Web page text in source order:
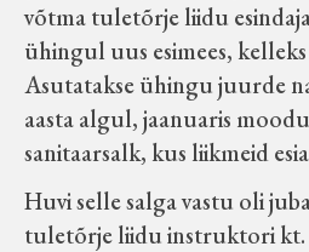
võtma tuletõrje liidu
ühingul uus esimees,
Asutatakse ühingu juurde
aasta algul, jaanuaris
sanitaarsalk, kus liikmeid
Huvi selle salga vastu oli
tuletõrje liidu instruktori kt.